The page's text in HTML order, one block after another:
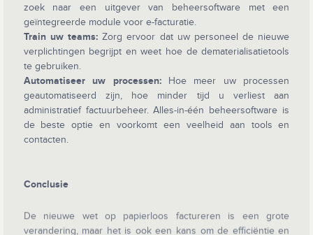
zoek naar een uitgever van beheersoftware met een
geïntegreerde module voor e-facturatie.
Train uw teams:Zorg ervoor dat uw personeel de nieuwe
verplichtingen begrijpt en weet hoe de dematerialisatietools
te gebruiken.
Automatiseer uw processen: Hoe meer uw processen
geautomatiseerd zijn, hoe minder tijd u verliest aan
administratief factuurbeheer. Alles-in-één beheersoftware is
de beste optie en voorkomt een veelheid aan tools en
contacten.
Conclusie
verandering, maar het is ook een kans om de efficiëntie en